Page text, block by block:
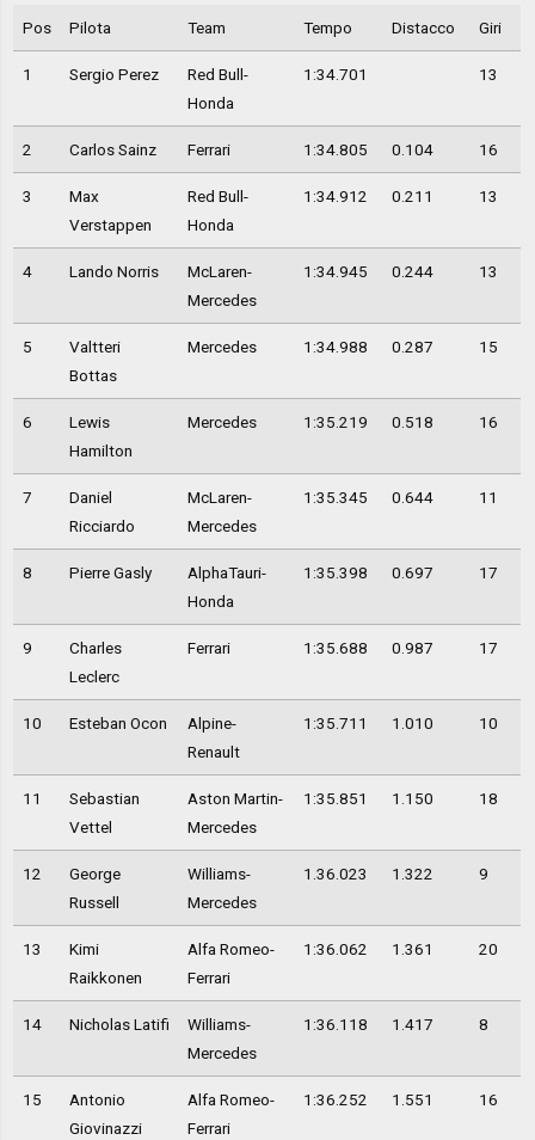
Pos Pilota Team Tempo Distacco Giri
1 Sergio Perez
Red Bull-
Honda
1:34.701 13
2 Carlos Sainz Ferrari 1:34.805 0.104 16
3
Max
Verstappen
Red Bull-
Honda
1:34.912 0.211 13
4 Lando Norris
McLaren-
Mercedes
1:34.945 0.244 13
5
Valtteri
Bottas
Mercedes 1:34.988 0.287 15
6
Lewis
Hamilton
Mercedes 1:35.219 0.518 16
7
Daniel
Ricciardo
McLaren-
Mercedes
1:35.345 0.644 11
8 Pierre Gasly
AlphaTauri-
Honda
1:35.398 0.697 17
9
Charles
Leclerc
Ferrari 1:35.688 0.987 17
10 Esteban Ocon
Alpine-
Renault
1:35.711 1.010 10
11
Sebastian
Vettel
Aston Martin-
Mercedes
1:35.851 1.150 18
12
George
Russell
Williams-
Mercedes
1.36.023 1.322 9
13
Kimi
Raikkonen
Alfa Romeo-
Ferrari
1:36.062 1.361 20
14 Nicholas Latifi
Williams-
Mercedes
1:36.118 1.417 8
15
Antonio
Giovinazzi
Alfa Romeo-
Ferrari
1:36.252 1.551 16